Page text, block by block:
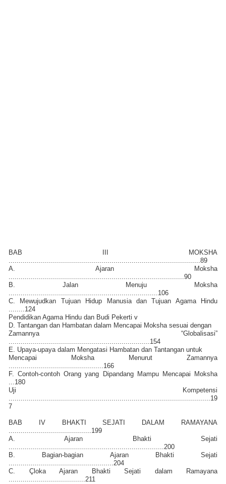
BAB III MOKSHA
...............................................................................................89
A. Ajaran Moksha
.......................................................................................90
B. Jalan Menuju Moksha
..........................................................................106
C. Mewujudkan Tujuan Hidup Manusia dan Tujuan Agama Hindu
........124
Pendidikan Agama Hindu dan Budi Pekerti v
D. Tantangan dan Hambatan dalam Mencapai Moksha sesuai dengan
Zamannya “Globalisasi”
......................................................................154
E. Upaya-upaya dalam Mengatasi Hambatan dan Tantangan untuk
Mencapai Moksha Menurut Zamannya
...............................................166
F. Contoh-contoh Orang yang Dipandang Mampu Mencapai Moksha
...180
Uji Kompetensi
....................................................................................................19
7
BAB IV BHAKTI SEJATI DALAM RAMAYANA
.........................................199
A. Ajaran Bhakti Sejati
.............................................................................200
B. Bagian-bagian Ajaran Bhakti Sejati
....................................................204
C. Çloka Ajaran Bhakti Sejati dalam Ramayana
......................................211